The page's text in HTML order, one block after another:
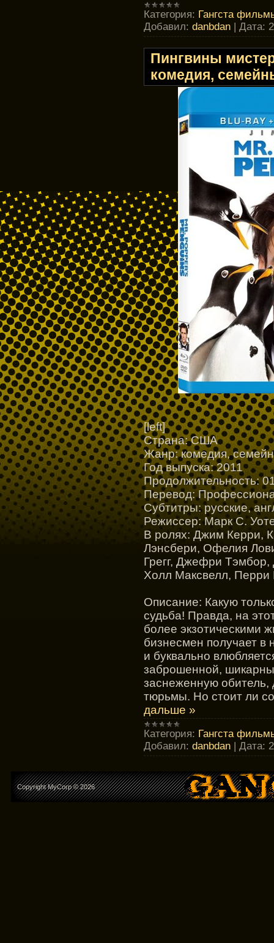
Категория: Гангста
Добавил: danbdan | Дата:
Пингвины
комедия,
[left]
Страна: США
Жанр: комедия,
Год выпуска: 2011
Продолжительность:
Перевод:
Cубтитры: русские,
Режиссер: Марк С.
В ролях: Джим Керри,
Лэнсбери, Офелия
Грегг, Джефри
Холл Максвелл, Перри
Описание: Какую
судьба! Правда, на
более экзотическими
бизнесмен получает в
и буквально
заброшенной,
заснеженную обитель,
тюрьмы. Но стоит ли
дальше »
Категория: Гангста
Добавил: danbdan | Дата:
Copyright MyCorp © 2026